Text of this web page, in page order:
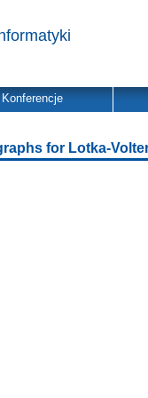
Konferencje
for Lotka-